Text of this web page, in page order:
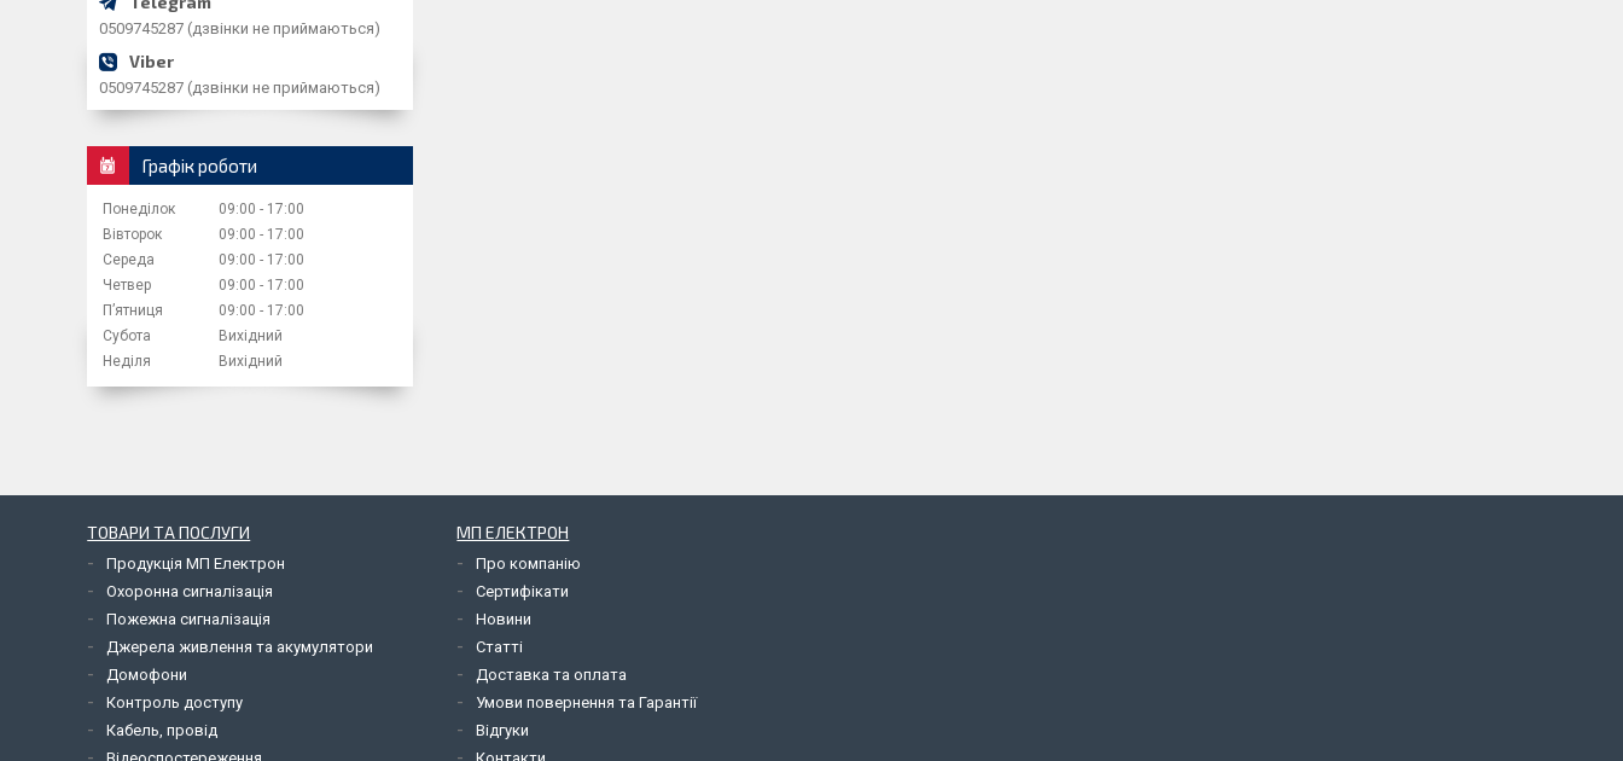
0509745287 (дзвінки не приймаються)
0509745287 (дзвінки не приймаються)
Графік роботи
Понеділок 09:00
17:00
Вівторок
09:00
17:00
Середа
09:00
17:00
Четвер
09:00
17:00
Пʼятниця
09:00
17:00
Субота
Вихідний
Неділя
Вихідний
ТОВАРИ ТА ПОСЛУГИ
Продукція МП Електрон
Охоронна сигналізація
Пожежна сигналізація
Джерела живлення та акумулятори
Домофони
Контроль доступу
Кабель, провід
МП ЕЛЕКТРОН
Про компанію
Сертифікати
Новини
Статті
Доставка та оплата
Умови повернення та Гарантії
Відгуки